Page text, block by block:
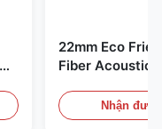
22mm Eco
Fiber Acoustic
Nhận